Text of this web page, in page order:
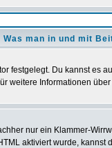
Was man in und mit
festgelegt. Du kannst
weitere Informationen
nur ein Klammer-
aktiviert wurde,